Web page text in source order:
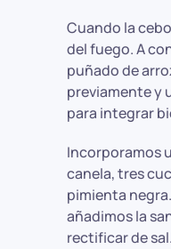
Cuando la
del fuego. A
puñado de
previamente y
para integrar
Incorporamos
canela, tres
pimienta
añadimos la
rectificar de sal.